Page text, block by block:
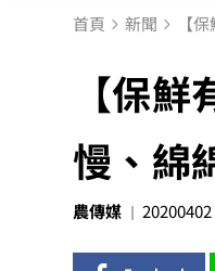
首頁 新聞 【
【保
慢、綿
農傳媒 20200402